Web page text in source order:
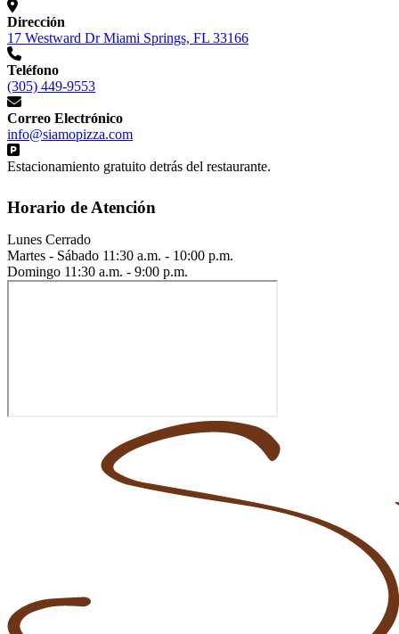
Dirección
17 Westward Dr Miami Springs, FL 33166
Teléfono
(305) 449-9553
Correo Electrónico
info@siamopizza.com
Estacionamiento gratuito detrás del restaurante.
Horario de Atención
Lunes Cerrado
Martes - Sábado 11:30 a.m. - 10:00 p.m.
Domingo 11:30 a.m. - 9:00 p.m.